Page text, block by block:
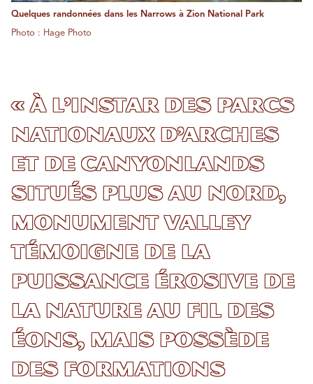
Quelques randonnées dans les Narrows à Zion National Park
Photo : Hage Photo
« À l’instar des parcs
nationaux d’Arches
et de Canyonlands
situés plus au nord,
Monument Valley
témoigne de la
puissance érosive de
la nature au fil des
éons, mais possède
des formations